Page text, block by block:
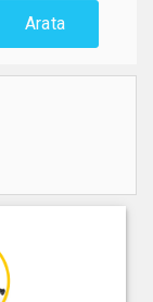
Arata